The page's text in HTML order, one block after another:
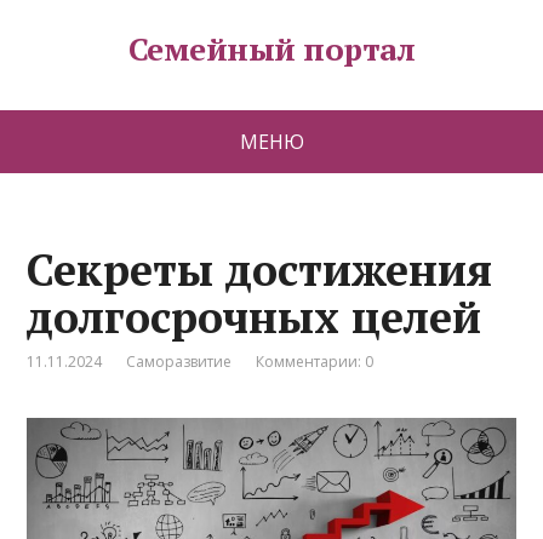
Семейный портал
МЕНЮ
Секреты достижения
долгосрочных целей
11.11.2024 Саморазвитие Комментарии: 0